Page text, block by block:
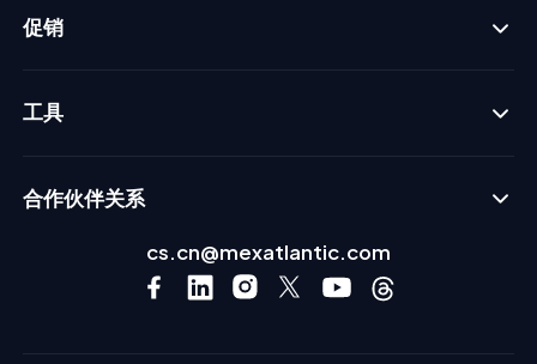
促销
工具
合作伙伴关系
cs.cn@mexatlantic.com